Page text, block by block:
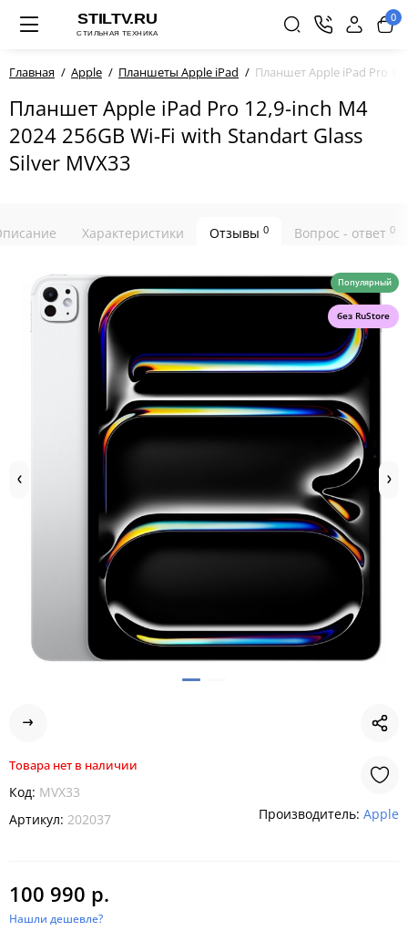
0
Главная Apple Планшеты Apple iPad Планшет Apple iPad Pro
Планшет Apple iPad Pro 12,9-inch M4
2024 256GB Wi-Fi with Standart Glass
Silver MVX33
Характеристики Отзывы 0 Вопрос - ответ 0
Популярный
без RuStore
Товара нет в наличии
Код: MVX33
Артикул: 202037 Производитель: Apple
100 990 р.
Нашли дешевле?